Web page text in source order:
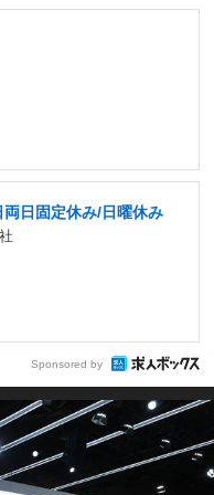
日固定休み/日曜休み
Sponsored by